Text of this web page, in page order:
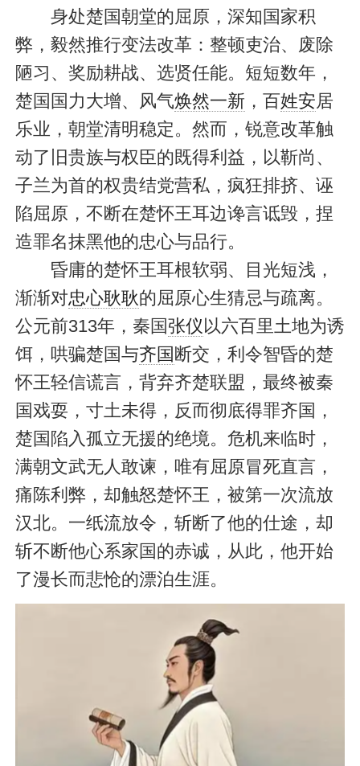
身处楚国朝堂的屈原，深知国家积
弊，毅然推行变法改革：整顿吏治、废除
陋习、奖励耕战、选贤任能。短短数年，
楚国国力大增、风气焕然一新 ，百姓安居
乐业，朝堂清明稳定。然而，锐意改革触
动了旧贵族与权臣的既得利益，以靳尚、
子兰为首的权贵结党营私，疯狂排挤、诬
陷屈原，不断在楚怀王耳边谗言诋毁，捏
造罪名抹黑他的忠心与品行。
昏庸的楚怀王耳根软弱、目光短浅，
渐渐对忠心耿耿的屈原心生猜忌与疏离。
公元前313年，秦国张仪以六百里土地为诱
饵，哄骗楚国与齐国 断交，利令智昏的楚
怀王轻信谎言，背弃齐楚联盟，最终被秦
国戏耍，寸土未得，反而彻底得罪齐国，
楚国陷入孤立无援的绝境。危机来临时，
满朝文武无人敢谏，唯有屈原冒死直言，
痛陈利弊，却触怒楚怀王，被第一次流放
汉北。一纸流放令，斩断了他的仕途，却
斩不断他心系家国的赤诚，从此，他开始
了漫长而悲怆的漂泊生涯。